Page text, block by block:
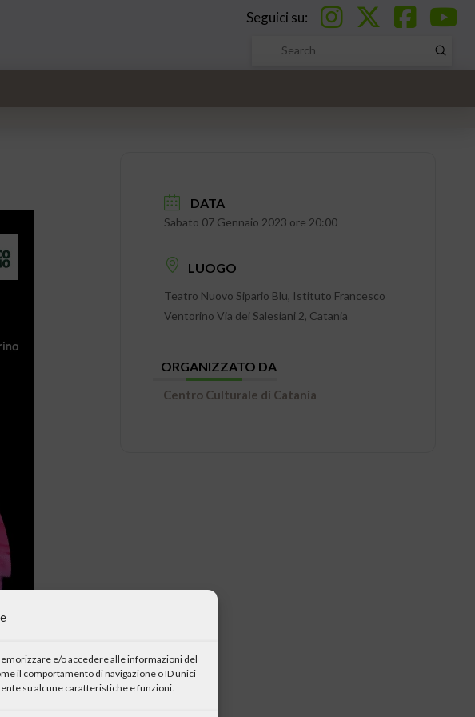
e/o accedere alle informazioni del
il comportamento di navigazione o ID unici
su alcune caratteristiche e funzioni.
Seguici su:
Search
Submit
DATA
Sabato 07 Gennaio 2023 ore 20:00
LUOGO
Teatro Nuovo Sipario Blu, Istituto Francesco
Ventorino Via dei Salesiani 2, Catania
ORGANIZZATO DA
Centro Culturale di Catania